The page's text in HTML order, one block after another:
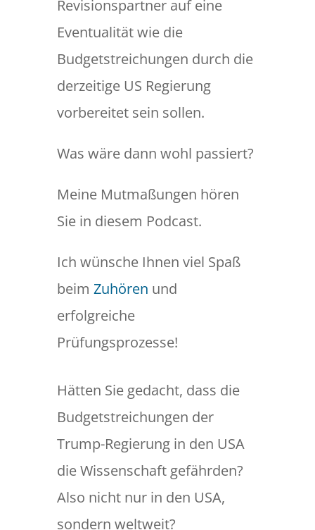
Revisionspartner auf eine
Eventualität wie die
Budgetstreichungen durch die
derzeitige US Regierung
vorbereitet sein sollen.
Was wäre dann wohl passiert?
Meine Mutmaßungen hören
Sie in diesem Podcast.
Ich wünsche Ihnen viel Spaß
beim Zuhören und
erfolgreiche
Prüfungsprozesse!
Hätten Sie gedacht, dass die
Budgetstreichungen der
Trump-Regierung in den USA
die Wissenschaft gefährden?
Also nicht nur in den USA,
sondern weltweit?